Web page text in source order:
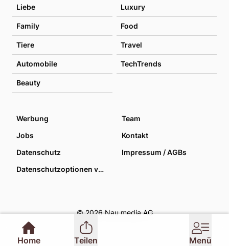
Liebe Luxury
Family Food
Tiere Travel
Automobile TechTrends
Beauty
Werbung
Team
Jobs
Kontakt
Datenschutz
Impressum / AGBs
Datenschutzoptionen verwalten
© 2026 Nau media AG
Home Teilen Menü